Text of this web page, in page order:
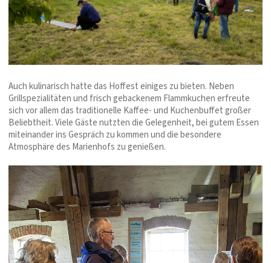
Auch kulinarisch hatte das Hoffest einiges zu bieten. Neben
Grillspezialitäten und frisch gebackenem Flammkuchen erfreute
sich vor allem das traditionelle Kaffee- und Kuchenbuffet großer
Beliebtheit. Viele Gäste nutzten die Gelegenheit, bei gutem Essen
miteinander ins Gespräch zu kommen und die besondere
Atmosphäre des Marienhofs zu genießen.